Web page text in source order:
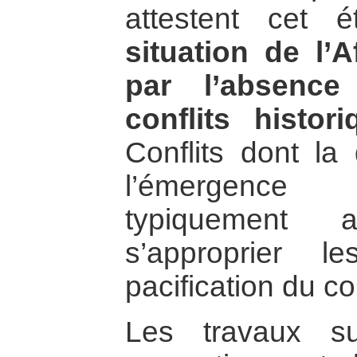
attestent cet
situation de
par
conflits
Conflits dont la
typiquement
s’approprier
pacification du
Les travaux